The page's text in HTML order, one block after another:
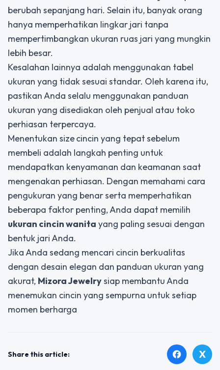
berubah sepanjang hari. Selain itu, banyak orang
hanya memperhatikan lingkar jari tanpa
mempertimbangkan ukuran ruas jari yang mungkin
lebih besar.
Kesalahan lainnya adalah menggunakan tabel
ukuran yang tidak sesuai standar. Oleh karena itu,
pastikan Anda selalu menggunakan panduan
ukuran yang disediakan oleh penjual atau toko
perhiasan terpercaya.
Menentukan sizecincin yang tepat sebelum
membeli adalah langkah penting untuk
mendapatkan kenyamanan dan keamanan saat
mengenakan perhiasan. Dengan memahami cara
pengukuran yang benar serta memperhatikan
beberapa faktor penting, Anda dapat memilih
ukuran cincin wanita yang paling sesuai dengan
bentuk jari Anda.
Jika Anda sedang mencari cincin berkualitas
dengan desain elegan dan panduan ukuran yang
akurat, Mizora Jewelrysiap membantu Anda
menemukan cincin yang sempurna untuk setiap
momen berharga
Share this article: facebook X